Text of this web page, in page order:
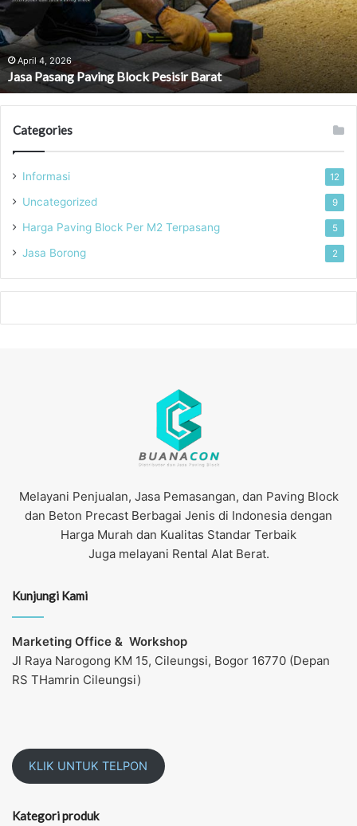
Barat
April 4, 2026
Jasa Pasang Paving Block Pesisir Barat
Categories
Informasi 12
Uncategorized 9
Harga Paving Block Per M2 Terpasang 5
Jasa Borong 2
Melayani Penjualan, Jasa Pemasangan, dan Paving Block
dan Beton Precast Berbagai Jenis di Indonesia dengan
Harga Murah dan Kualitas Standar Terbaik
Juga melayani Rental Alat Berat.
Kunjungi Kami
Marketing Office & Workshop
Jl Raya Narogong KM 15, Cileungsi, Bogor 16770 (Depan
RS THamrin Cileungsi)
KLIK UNTUK TELPON
Kategori produk